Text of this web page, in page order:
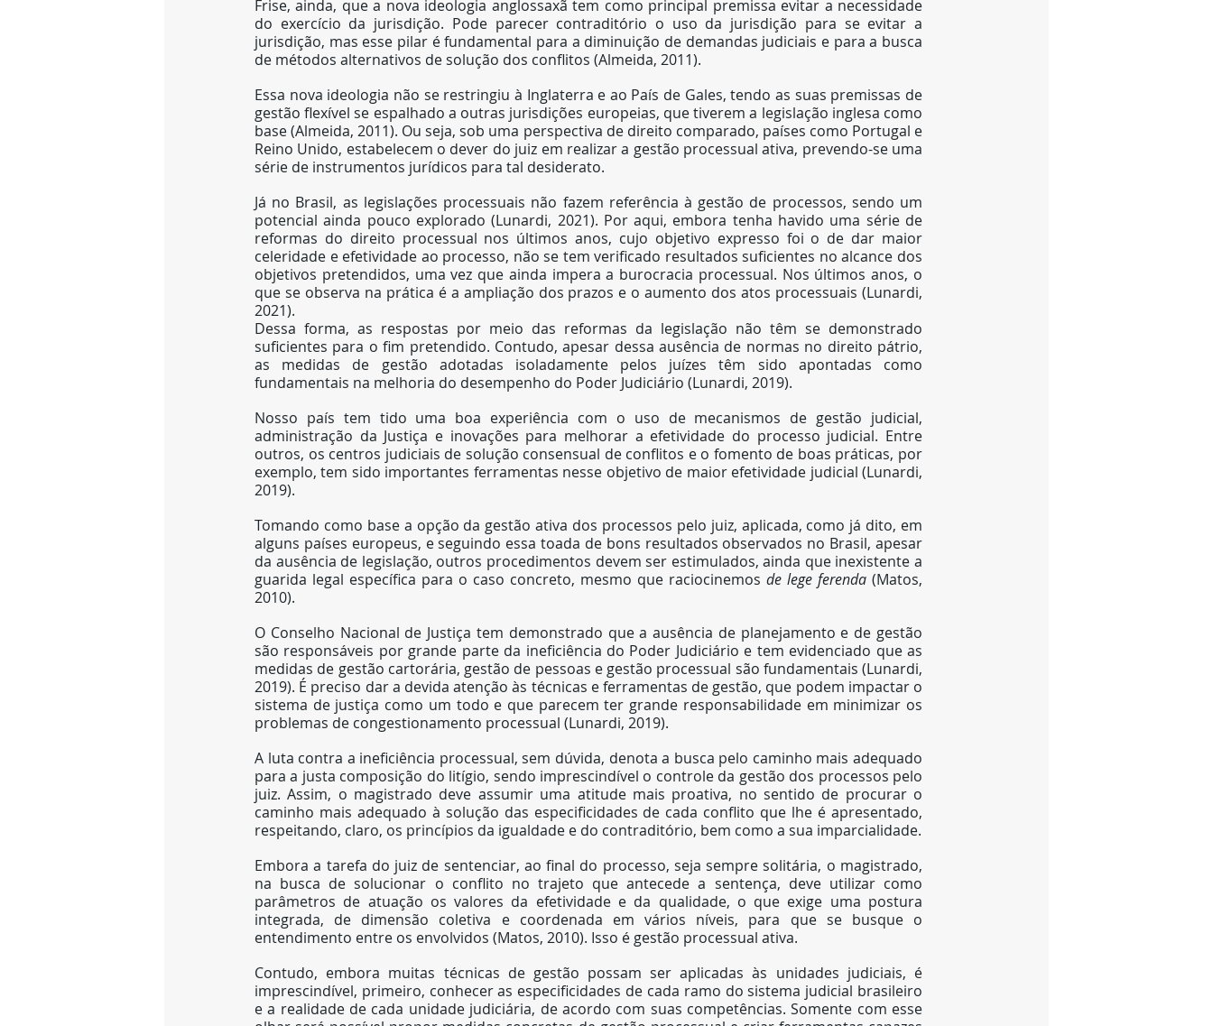
Frise, ainda, que a nova ideologia anglossaxã tem como principal premissa evitar a necessidade
do exercício da jurisdição. Pode parecer contraditório o uso da jurisdição para se evitar a
jurisdição, mas esse pilar é fundamental para a diminuição de demandas judiciais e para a busca
de métodos alternativos de solução dos conflitos (Almeida, 2011).
Essa nova ideologia não se restringiu à Inglaterra e ao País de Gales, tendo as suas premissas de
gestão flexível se espalhado a outras jurisdições europeias, que tiverem a legislação inglesa como
base (Almeida, 2011). Ou seja, sob uma perspectiva de direito comparado, países como Portugal e
Reino Unido, estabelecem o dever do juiz em realizar a gestão processual ativa, prevendo-se uma
série de instrumentos jurídicos para tal desiderato.
Já no Brasil, as legislações processuais não fazem referência à gestão de processos, sendo um
potencial ainda pouco explorado (Lunardi, 2021). Por aqui, embora tenha havido uma série de
reformas do direito processual nos últimos anos, cujo objetivo expresso foi o de dar maior
celeridade e efetividade ao processo, não se tem verificado resultados suficientes no alcance dos
objetivos pretendidos, uma vez que ainda impera a burocracia processual. Nos últimos anos, o
que se observa na prática é a ampliação dos prazos e o aumento dos atos processuais (Lunardi,
2021).
Dessa forma, as respostas por meio das reformas da legislação não têm se demonstrado
suficientes para o fim pretendido. Contudo, apesar dessa ausência de normas no direito pátrio,
as medidas de gestão adotadas isoladamente pelos juízes têm sido apontadas como
fundamentais na melhoria do desempenho do Poder Judiciário (Lunardi, 2019).
Nosso país tem tido uma boa experiência com o uso de mecanismos de gestão judicial,
administração da Justiça e inovações para melhorar a efetividade do processo judicial. Entre
outros, os centros judiciais de solução consensual de conflitos e o fomento de boas práticas, por
exemplo, tem sido importantes ferramentas nesse objetivo de maior efetividade judicial (Lunardi,
2019).
Tomando como base a opção da gestão ativa dos processos pelo juiz, aplicada, como já dito, em
alguns países europeus, e seguindo essa toada de bons resultados observados no Brasil, apesar
da ausência de legislação, outros procedimentos devem ser estimulados, ainda que inexistente a
guarida legal específica para o caso concreto, mesmo que raciocinemos de lege ferenda (Matos,
2010).
O Conselho Nacional de Justiça tem demonstrado que a ausência de planejamento e de gestão
são responsáveis por grande parte da ineficiência do Poder Judiciário e tem evidenciado que as
medidas de gestão cartorária, gestão de pessoas e gestão processual são fundamentais (Lunardi,
2019). É preciso dar a devida atenção às técnicas e ferramentas de gestão, que podem impactar o
sistema de justiça como um todo e que parecem ter grande responsabilidade em minimizar os
problemas de congestionamento processual (Lunardi, 2019).
A luta contra a ineficiência processual, sem dúvida, denota a busca pelo caminho mais adequado
para a justa composição do litígio, sendo imprescindível o controle da gestão dos processos pelo
juiz. Assim, o magistrado deve assumir uma atitude mais proativa, no sentido de procurar o
caminho mais adequado à solução das especificidades de cada conflito que lhe é apresentado,
respeitando, claro, os princípios da igualdade e do contraditório, bem como a sua imparcialidade.
Embora a tarefa do juiz de sentenciar, ao final do processo, seja sempre solitária, o magistrado,
na busca de solucionar o conflito no trajeto que antecede a sentença, deve utilizar como
parâmetros de atuação os valores da efetividade e da qualidade, o que exige uma postura
integrada, de dimensão coletiva e coordenada em vários níveis, para que se busque o
entendimento entre os envolvidos (Matos, 2010). Isso é gestão processual ativa.
Contudo, embora muitas técnicas de gestão possam ser aplicadas às unidades judiciais, é
imprescindível, primeiro, conhecer as especificidades de cada ramo do sistema judicial brasileiro
e a realidade de cada unidade judiciária, de acordo com suas competências. Somente com esse